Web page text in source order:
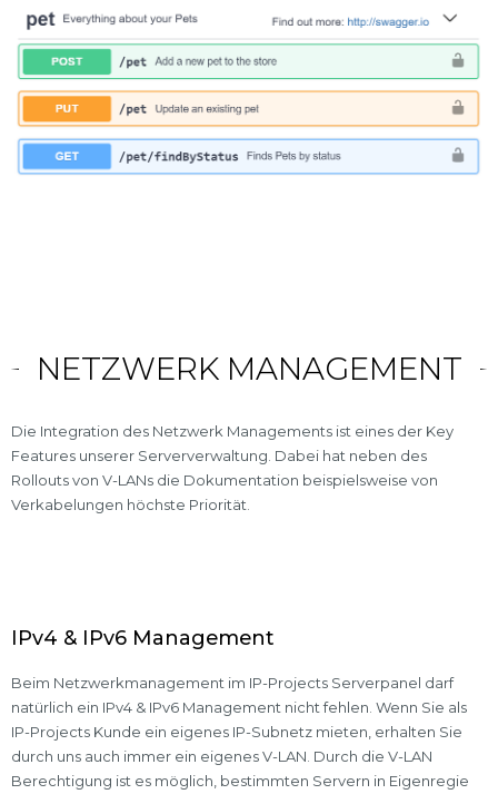
NETZWERK MANAGEMENT
Die Integration des Netzwerk Managements ist eines der Key
Features unserer Serververwaltung. Dabei hat neben des
Rollouts von V-LANs die Dokumentation beispielsweise von
Verkabelungen höchste Priorität.
IPv4 & IPv6 Management
Beim Netzwerkmanagement im IP-Projects Serverpanel darf
natürlich ein IPv4 & IPv6 Management nicht fehlen. Wenn Sie als
IP-Projects Kunde ein eigenes IP-Subnetz mieten, erhalten Sie
durch uns auch immer ein eigenes V-LAN. Durch die V-LAN
Berechtigung ist es möglich, bestimmten Servern in Eigenregie